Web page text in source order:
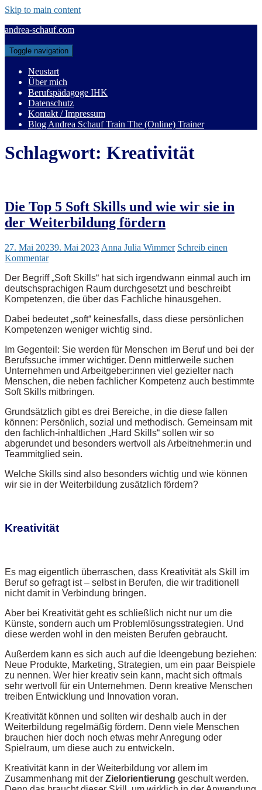
Skip to main content
andrea-schauf.com
Toggle navigation
Neustart
Über mich
Berufspädagoge IHK
Datenschutz
Kontakt / Impressum
Blog Andrea Schauf Train The (Online) Trainer
Schlagwort: Kreativität
Die Top 5 Soft Skills und wie wir sie in
der Weiterbildung fördern
27. Mai 20239. Mai 2023 Anna Julia Wimmer Schreib einen
Kommentar
Der Begriff „Soft Skills“ hat sich irgendwann einmal auch im
deutschsprachigen Raum durchgesetzt und beschreibt
Kompetenzen, die über das Fachliche hinausgehen.
Dabei bedeutet „soft“ keinesfalls, dass diese persönlichen
Kompetenzen weniger wichtig sind.
Im Gegenteil: Sie werden für Menschen im Beruf und bei der
Berufssuche immer wichtiger. Denn mittlerweile suchen
Unternehmen und Arbeitgeber:innen viel gezielter nach
Menschen, die neben fachlicher Kompetenz auch bestimmte
Soft Skills mitbringen.
Grundsätzlich gibt es drei Bereiche, in die diese fallen
können: Persönlich, sozial und methodisch. Gemeinsam mit
den fachlich-inhaltlichen „Hard Skills“ sollen wir so
abgerundet und besonders wertvoll als Arbeitnehmer:in und
Teammitglied sein.
Welche Skills sind also besonders wichtig und wie können
wir sie in der Weiterbildung zusätzlich fördern?
Kreativität
Es mag eigentlich überraschen, dass Kreativität als Skill im
Beruf so gefragt ist – selbst in Berufen, die wir traditionell
nicht damit in Verbindung bringen.
Aber bei Kreativität geht es schließlich nicht nur um die
Künste, sondern auch um Problemlösungsstrategien. Und
diese werden wohl in den meisten Berufen gebraucht.
Außerdem kann es sich auch auf die Ideengebung beziehen:
Neue Produkte, Marketing, Strategien, um ein paar Beispiele
zu nennen. Wer hier kreativ sein kann, macht sich oftmals
sehr wertvoll für ein Unternehmen. Denn kreative Menschen
treiben Entwicklung und Innovation voran.
Kreativität können und sollten wir deshalb auch in der
Weiterbildung regelmäßig fördern. Denn viele Menschen
brauchen hier doch noch etwas mehr Anregung oder
Spielraum, um diese auch zu entwickeln.
Kreativität kann in der Weiterbildung vor allem im
Zusammenhang mit der Zielorientierung geschult werden.